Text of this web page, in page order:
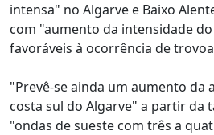
intensa" no Algarve e Baixo
com "aumento da intensidade
favoráveis à ocorrência de
"Prevê-se ainda um aumento da
costa sul do Algarve" a partir da
"ondas de sueste com três a